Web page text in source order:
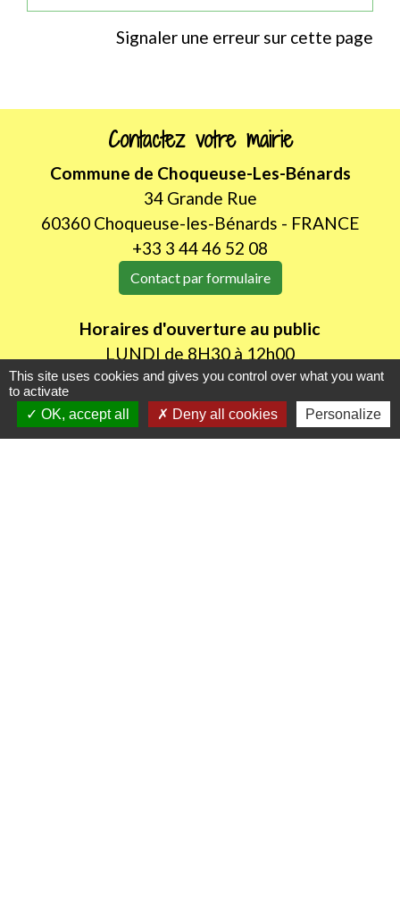
Signaler une erreur sur cette page
Contactez votre mairie
Commune de Choqueuse-Les-Bénards
34 Grande Rue
60360 Choqueuse-les-Bénards - FRANCE
+33 3 44 46 52 08
Contact par formulaire
Horaires d'ouverture au public
LUNDI de 8H30 à 12h00
JEUDI de 14h00 à 18h30
This site uses cookies and gives you control over what you want
to activate
OK, accept all
Deny all cookies Personalize